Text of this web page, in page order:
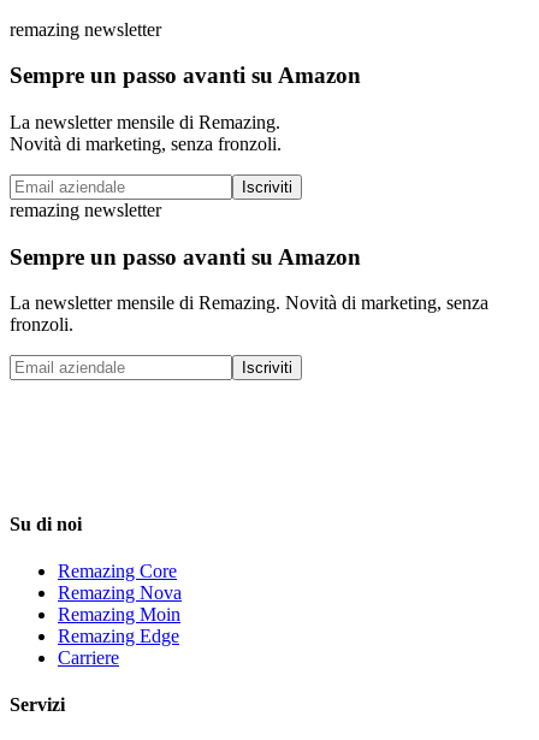
remazing newsletter
Sempre un passo avanti su Amazon
La newsletter mensile di Remazing.
Novità di marketing, senza fronzoli.
Iscriviti
remazing newsletter
Sempre un passo avanti su Amazon
La newsletter mensile di Remazing. Novità di marketing, senza
fronzoli.
Iscriviti
Su di noi
Remazing Core
Remazing Nova
Remazing Moin
Remazing Edge
Carriere
Servizi